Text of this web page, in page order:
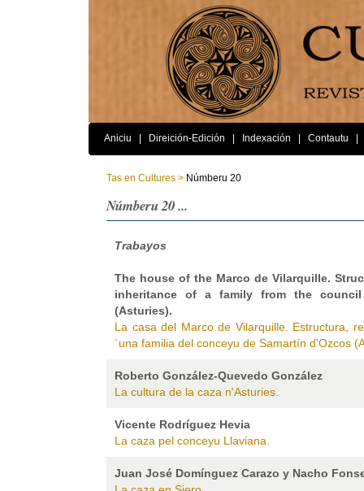
Aniciu Direición-Edición Indexación Contautu
Tas en Cultures > Númberu 20
Númberu 20 ...
Trabayos
The house of the Marco de Vilarquille.
inheritance of a family from the council
(Asturies).
La casa del Marco de Vilarquille. Estructura,
´una familia del conceyu de Samartín d'Ozcos
Roberto González-Quevedo González
La cultura de la caza n'Asturies.
Vicente Rodríguez Hevia
La caza pel conceyu Llaviana.
Juan José Domínguez Carazo y Nacho